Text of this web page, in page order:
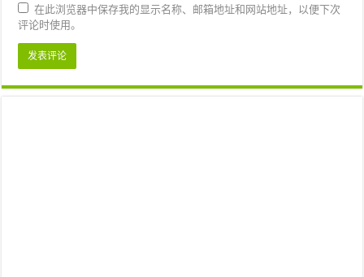
在此浏览器中保存我的显示名称、邮箱地址和网站地址，以便下次
评论时使用。